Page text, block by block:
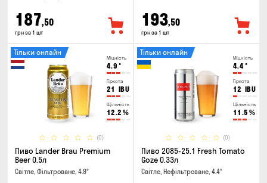
187,50
грн за 1 шт
193,50
грн за 1 шт
Міцність
4.9 °
Гіркота
21 IBU
Щільність
12.2 %
(0)
Тільки онлайн
Пиво Lander Brau Premium
Beer 0.5л
Світле, Фільтроване, 4.9°
Міцність
4.4°
Гіркота
12 IBU
Щільність
11.5 %
(0)
Тільки онлайн
Пиво 2085-25.1 Fresh Tomato
Goze 0.33л
Світле, Нефільтроване, 4.4°